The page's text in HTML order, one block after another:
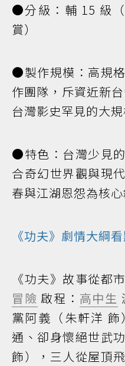
●分級：輔 15 級
賞）
●製作規模：高規
作團隊，斥資近新
台灣影史罕見的大
●特色：台灣少見
合奇幻世界觀與現
春與江湖恩怨為核心
《功夫》劇情大綱
《功夫》故事從都
冒險 啟程： 高中生
黨阿義（朱軒洋
通、卻身懷絕世武
飾），三人從屋頂